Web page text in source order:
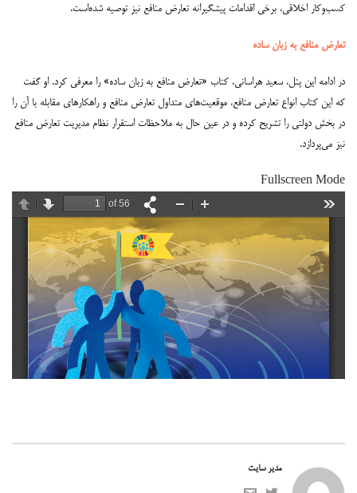
کسب‌و‌کار اخلاقی، برخی اقدامات پیشگیرانه تعارض منافع نیز توصیه شده‌است.
تعارض منافع به زبان ساده
در ادامه این پنل، سعید هراسانی، کتاب «تعارض منافع به زبان ساده» را معرفی کرد. او گفت
که این کتاب انواع تعارض منافع، موقعیت‌های متداول تعارض منافع و راهکارهای مقابله با آن را
در بخش دولتی را تشریح کرده و در عین حال به ملاحظات استقرار نظام مدیریت تعارض منافع
نیز ‌می‌پردازد.
Fullscreen Mode
مدیر سایت